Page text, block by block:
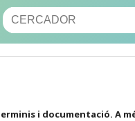
i documentació. A